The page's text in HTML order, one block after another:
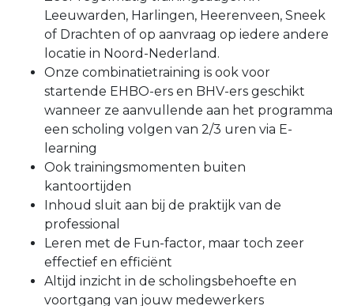
Leeuwarden, Harlingen, Heerenveen, Sneek
of Drachten of op aanvraag op iedere andere
locatie in Noord-Nederland.
Onze combinatietraining is ook voor
startende EHBO-ers en BHV-ers geschikt
wanneer ze aanvullende aan het programma
een scholing volgen van 2/3 uren via E-
learning
Ook trainingsmomenten buiten
kantoortijden
Inhoud sluit aan bij de praktijk van de
professional
Leren met de Fun-factor, maar toch zeer
effectief en efficiënt
Altijd inzicht in de scholingsbehoefte en
voortgang van jouw medewerkers